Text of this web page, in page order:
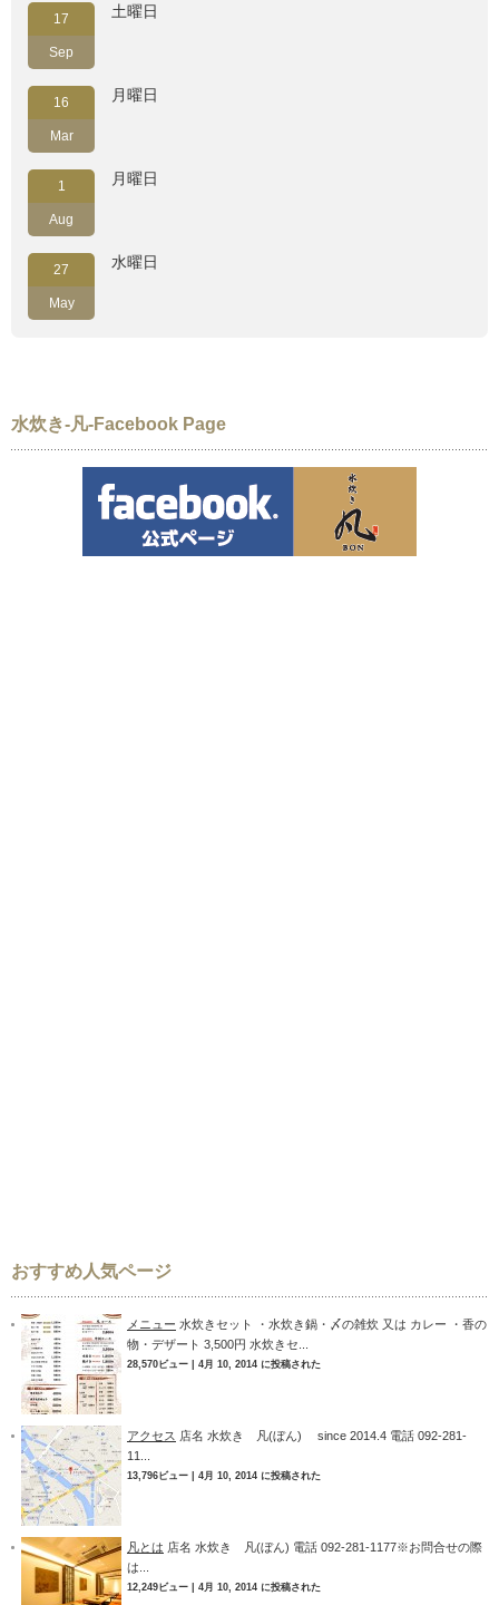
17
Sep
土曜日
16
Mar
月曜日
1
Aug
月曜日
27
May
水曜日
水炊き-凡-Facebook Page
おすすめ人気ページ
メニュー 水炊きセット ・水炊き鍋・〆の雑炊 又は カレー ・香の
物・デザート 3,500円 水炊きセ...
28,570ビュー 4月 10, 2014 に投稿された
アクセス 店名 水炊き 凡(ぼん) since 2014.4 電話 092-281-
11...
13,796ビュー 4月 10, 2014 に投稿された
凡とは 店名 水炊き 凡(ぼん) 電話 092-281-1177※お問合せの際
は...
12,249ビュー 4月 10, 2014 に投稿された